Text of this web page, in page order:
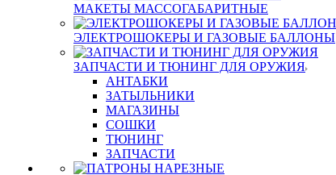
МАКЕТЫ МАССОГАБАРИТНЫЕ
ЭЛЕКТРОШОКЕРЫ И ГАЗОВЫЕ БАЛЛОНЫ
ЗАПЧАСТИ И ТЮНИНГ ДЛЯ ОРУЖИЯ
АНТАБКИ
ЗАТЫЛЬНИКИ
МАГАЗИНЫ
СОШКИ
ТЮНИНГ
ЗАПЧАСТИ